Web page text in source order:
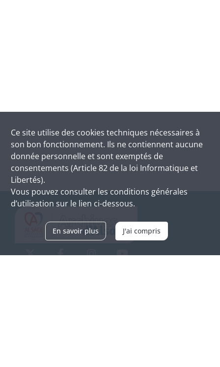
Ce site utilise des cookies techniques nécessaires à
son bon fonctionnement. Ils ne contiennent aucune
donnée personnelle et sont exemptés de
consentements (Article 82 de la loi Informatique et
Libertés).
Vous pouvez consulter les conditions générales
d’utilisation sur le lien ci-dessous.
En savoir plus J'ai compris